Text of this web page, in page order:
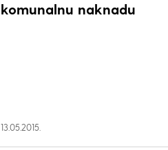
komunalnu naknadu
13.05.2015.